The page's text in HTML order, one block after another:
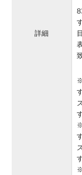
詳細